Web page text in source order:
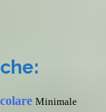
Minimale